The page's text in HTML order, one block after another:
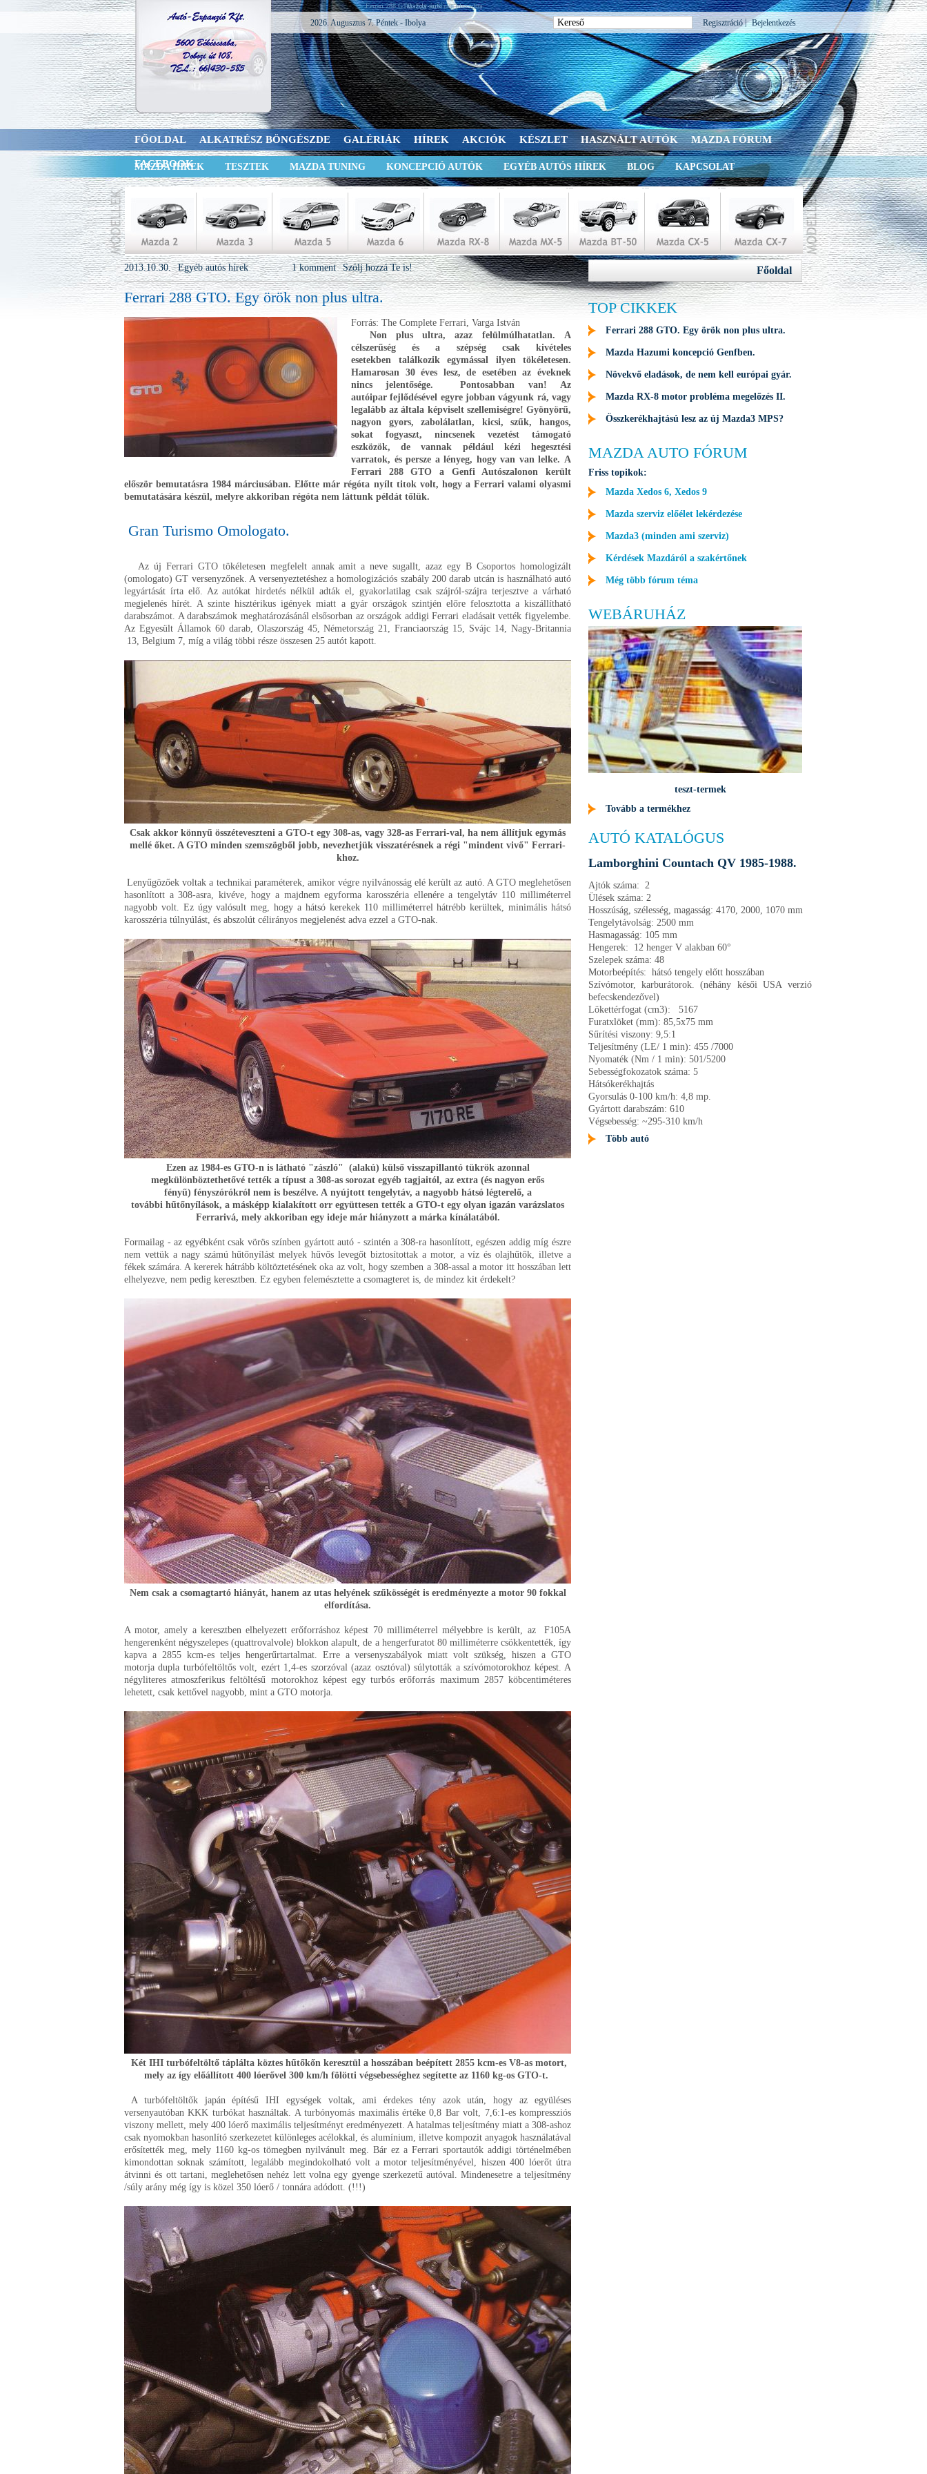
Ferrari 288 GTO. Egy örök non plus ultra.
2026. Augusztus 7. Péntek - Ibolya Bejelentkezés
|
Regisztráció
FŐOLDAL ALKATRÉSZ BÖNGÉSZDE GALÉRIÁK HÍREK AKCIÓK KÉSZLET HASZNÁLT AUTÓK MAZDA FÓRUM
FACEBOOK
MAZDA HÍREK TESZTEK MAZDA TUNING KONCEPCIÓ AUTÓK EGYÉB AUTÓS HÍREK BLOG KAPCSOLAT
2013.10.30. Egyéb autós hírek Szólj hozzá Te is!
1 komment
Ferrari 288 GTO. Egy örök non plus ultra.
Forrás: The Complete Ferrari, Varga István
Non plus ultra, azaz felülmúlhatatlan. A
célszerűség és a szépség csak kivételes
esetekben találkozik egymással ilyen tökéletesen.
Hamarosan 30 éves lesz, de esetében az éveknek
nincs jelentősége. Pontosabban van! Az
autóipar fejlődésével egyre jobban vágyunk rá, vagy
legalább az általa képviselt szellemiségre! Gyönyörű,
nagyon gyors, zabolálatlan, kicsi, szűk, hangos,
sokat fogyaszt, nincsenek vezetést támogató
eszközök, de vannak például kézi hegesztési
varratok, és persze a lényeg, hogy van van lelke. A
Ferrari 288 GTO a Genfi Autószalonon került
először bemutatásra 1984 márciusában. Előtte már régóta nyílt titok volt, hogy a Ferrari valami olyasmi
bemutatására készül, melyre akkoriban régóta nem láttunk példát tőlük.
Gran Turismo Omologato.
Az új Ferrari GTO tökéletesen megfelelt annak amit a neve sugallt, azaz egy B Csoportos homologizált
(omologato) GT versenyzőnek. A versenyeztetéshez a homologizációs szabály 200 darab utcán is használható autó
legyártását írta elő. Az autókat hirdetés nélkül adták el, gyakorlatilag csak szájról-szájra terjesztve a várható
megjelenés hírét. A szinte hisztérikus igények miatt a gyár országok szintjén előre felosztotta a kiszállítható
darabszámot. A darabszámok meghatározásánál elsősorban az országok addigi Ferrari eladásait vették figyelembe.
Az Egyesült Államok 60 darab, Olaszország 45, Németország 21, Franciaország 15, Svájc 14, Nagy-Britannia
13, Belgium 7, míg a világ többi része összesen 25 autót kapott.
Csak akkor könnyű összéteveszteni a GTO-t egy 308-as, vagy 328-as Ferrari-val, ha nem állítjuk egymás
mellé őket. A GTO minden szemszögből jobb, nevezhetjük visszatérésnek a régi "mindent vivő" Ferrari-
khoz.
Lenyűgözőek voltak a technikai paraméterek, amikor végre nyilvánosság elé került az autó. A GTO meglehetősen
hasonlított a 308-asra, kivéve, hogy a majdnem egyforma karosszéria ellenére a tengelytáv 110 milliméterrel
nagyobb volt. Ez úgy valósult meg, hogy a hátsó kerekek 110 milliméterrel hátrébb kerültek, minimális hátsó
karosszéria túlnyúlást, és abszolút célirányos megjelenést adva ezzel a GTO-nak.
Ezen az 1984-es GTO-n is látható "zászló" (alakú) külső visszapillantó tükrök azonnal
megkülönböztethetővé tették a típust a 308-as sorozat egyéb tagjaitól, az extra (és nagyon erős
fényű) fényszórókról nem is beszélve. A nyújtott tengelytáv, a nagyobb hátsó légterelő, a
további hűtőnyílások, a másképp kialakított orr együttesen tették a GTO-t egy olyan igazán varázslatos
Ferrarivá, mely akkoriban egy ideje már hiányzott a márka kínálatából.
Formailag - az egyébként csak vörös színben gyártott autó - szintén a 308-ra hasonlított, egészen addig míg észre
nem vettük a nagy számú hűtőnyílást melyek hűvős levegőt biztosítottak a motor, a víz és olajhűtők, illetve a
fékek számára. A kererek hátrább költöztetésének oka az volt, hogy szemben a 308-assal a motor itt hosszában lett
elhelyezve, nem pedig keresztben. Ez egyben felemésztette a csomagteret is, de mindez kit érdekelt?
Nem csak a csomagtartó hiányát, hanem az utas helyének szűkösségét is eredményezte a motor 90 fokkal
elfordítása.
A motor, amely a keresztben elhelyezett erőforráshoz képest 70 milliméterrel mélyebbre is került, az F105A
hengerenként négyszelepes (quattrovalvole) blokkon alapult, de a hengerfuratot 80 milliméterre csökkentették, így
kapva a 2855 kcm-es teljes hengerűrtartalmat. Erre a versenyszabályok miatt volt szükség, hiszen a GTO
motorja dupla turbófeltöltős volt, ezért 1,4-es szorzóval (azaz osztóval) súlytották a szívómotorokhoz képest. A
négyliteres atmoszferikus feltöltésű motorokhoz képest egy turbós erőforrás maximum 2857 köbcentiméteres
lehetett, csak kettővel nagyobb, mint a GTO motorja.
Két IHI turbófeltöltő táplálta köztes hűtőkőn keresztül a hosszában beépített 2855 kcm-es V8-as motort,
mely az így előállított 400 lóerővel 300 km/h fölötti végsebességhez segítette az 1160 kg-os GTO-t.
A turbófeltöltők japán építésű IHI egységek voltak, ami érdekes tény azok után, hogy az együléses
versenyautóban KKK turbókat használtak. A turbónyomás maximális értéke 0,8 Bar volt, 7,6:1-es kompressziós
viszony mellett, mely 400 lóerő maximális teljesítményt eredményezett. A hatalmas teljesítmény miatt a 308-ashoz
csak nyomokban hasonlító szerkezetet különleges acélokkal, és alumínium, illetve kompozit anyagok használatával
erősítették meg, mely 1160 kg-os tömegben nyilvánult meg. Bár ez a Ferrari sportautók addigi történelmében
kimondottan soknak számított, legalább megindokolható volt a motor teljesítményével, hiszen 400 lóerőt útra
átvinni és ott tartani, meglehetősen nehéz lett volna egy gyenge szerkezetű autóval. Mindenesetre a teljesítmény
/súly arány még így is közel 350 lóerő / tonnára adódott. (!!!)
Főoldal
TOP CIKKEK
Ferrari 288 GTO. Egy örök non plus ultra.
Mazda Hazumi koncepció Genfben.
Növekvő eladások, de nem kell európai gyár.
Mazda RX-8 motor probléma megelőzés II.
Összkerékhajtású lesz az új Mazda3 MPS?
MAZDA AUTO FÓRUM
Friss topikok:
Mazda Xedos 6, Xedos 9
Mazda szerviz előélet lekérdezése
Mazda3 (minden ami szerviz)
Kérdések Mazdáról a szakértőnek
Még több fórum téma
WEBÁRUHÁZ
teszt-termek
Tovább a termékhez
AUTÓ KATALÓGUS
Lamborghini Countach QV 1985-1988.
Ajtók száma: 2
Ülések száma: 2
Hosszúság, szélesség, magasság: 4170, 2000, 1070 mm
Tengelytávolság: 2500 mm
Hasmagasság: 105 mm
Hengerek: 12 henger V alakban 60°
Szelepek száma: 48
Motorbeépítés: hátsó tengely előtt hosszában
Szívómotor, karburátorok. (néhány késői USA verzió
befecskendezővel)
Lökettérfogat (cm3): 5167
Furatxlöket (mm): 85,5x75 mm
Sűrítési viszony: 9,5:1
Teljesítmény (LE/ 1 min): 455 /7000
Nyomaték (Nm / 1 min): 501/5200
Sebességfokozatok száma: 5
Hátsókerékhajtás
Gyorsulás 0-100 km/h: 4,8 mp.
Gyártott darabszám: 610
Végsebesség: ~295-310 km/h
Több autó